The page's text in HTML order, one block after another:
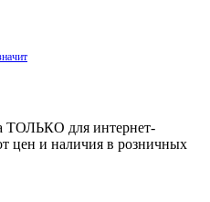
ТОЛЬКО для интернет-
цен и наличия в розничных